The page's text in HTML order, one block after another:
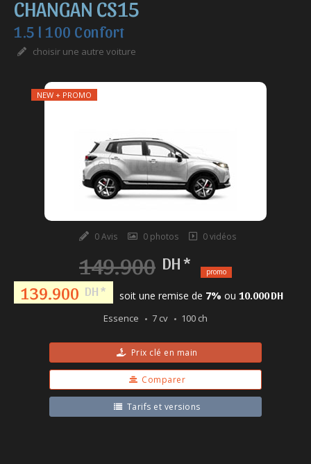
CHANGAN CS15
1.5 l 100 Confort
choisir une autre voiture
NEW + PROMO
0 Avis 0 photos 0 vidéos
149.900 DH * promo
139.900 DH * soit une remise de 7% ou 10.000 DH
Essence 7 cv 100 ch
Prix clé en main
Comparer
Tarifs et versions